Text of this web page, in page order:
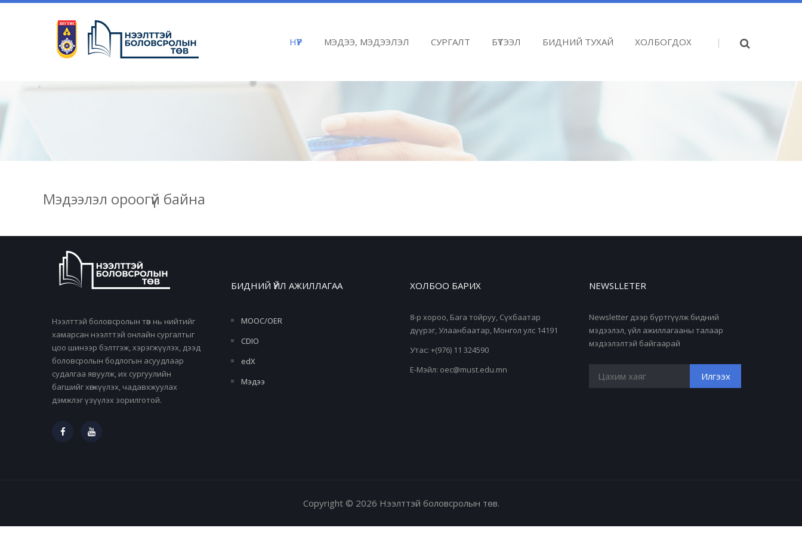
НҮҮР (current)МЭДЭЭ, МЭДЭЭЛЭЛ СУРГАЛТ БҮТЭЭЛ БИДНИЙ ТУХАЙ ХОЛБОГДОХ |
Мэдээлэл ороогүй байна
Нээлттэй боловсролын төв нь нийтийг
хамарсан нээлттэй онлайн сургалтыг
цоо шинээр бэлтгэж, хэрэгжүүлэх, дээд
боловсролын бодлогын асуудлаар
судалгаа явуулж, их сургуулийн
багшийг хөгжүүлэх, чадавхжуулах
дэмжлэг үзүүлэх зорилготой.
БИДНИЙ ҮЙЛ АЖИЛЛАГАА
MOOC/OER
CDIO
edX
Мэдээ
ХОЛБОО БАРИХ
8-р хороо, Бага тойруу, Сүхбаатар
дүүрэг, Улаанбаатар, Монгол улс 14191
Утас: +(976) 11 324590
Е-Мэйл: oec@must.edu.mn
NEWSLLETER
Newsletter дээр бүртгүүлж бидний
мэдээлэл, үйл ажиллагааны талаар
мэдээлэлтэй байгаарай
Copyright © 2026 Нээлттэй боловсролын төв.